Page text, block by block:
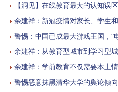
【洞见】在线教育最大的认知误
余建祥：新冠疫情对家长、学生
警惕：中国已成最大游戏王国，“
余建祥：从教育型城市到学习型
余建祥：学前教育不仅需要本土
警惕恶意抹黑清华大学的舆论倾向